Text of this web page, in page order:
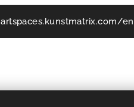
artspaces.kunstmatrix.com/